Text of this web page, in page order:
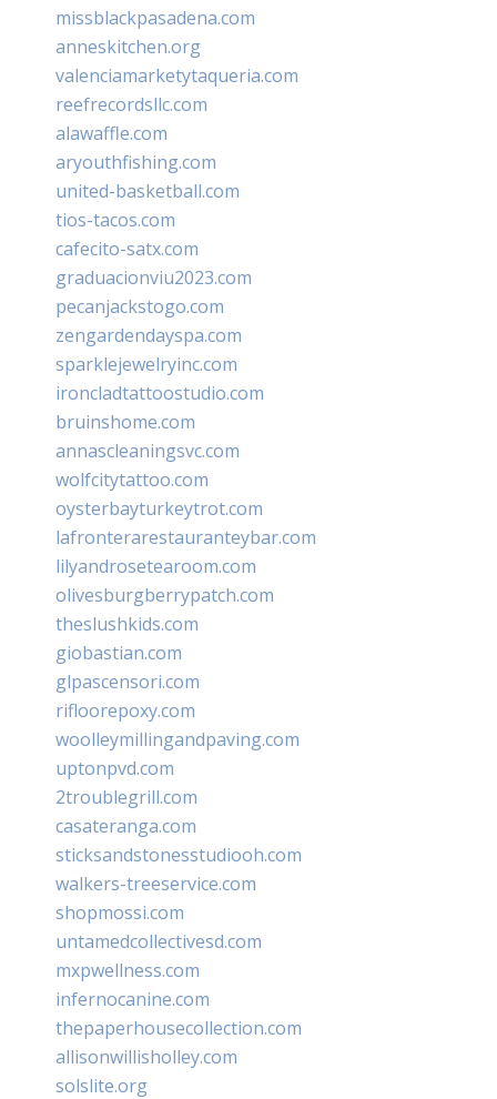
missblackpasadena.com
anneskitchen.org
valenciamarketytaqueria.com
reefrecordsllc.com
alawaffle.com
aryouthfishing.com
united-basketball.com
tios-tacos.com
cafecito-satx.com
graduacionviu2023.com
pecanjackstogo.com
zengardendayspa.com
sparklejewelryinc.com
ironcladtattoostudio.com
bruinshome.com
annascleaningsvc.com
wolfcitytattoo.com
oysterbayturkeytrot.com
lafronterarestauranteybar.com
lilyandrosetearoom.com
olivesburgberrypatch.com
theslushkids.com
giobastian.com
glpascensori.com
rifloorepoxy.com
woolleymillingandpaving.com
uptonpvd.com
2troublegrill.com
casateranga.com
sticksandstonesstudiooh.com
walkers-treeservice.com
shopmossi.com
untamedcollectivesd.com
mxpwellness.com
infernocanine.com
thepaperhousecollection.com
allisonwillisholley.com
solslite.org